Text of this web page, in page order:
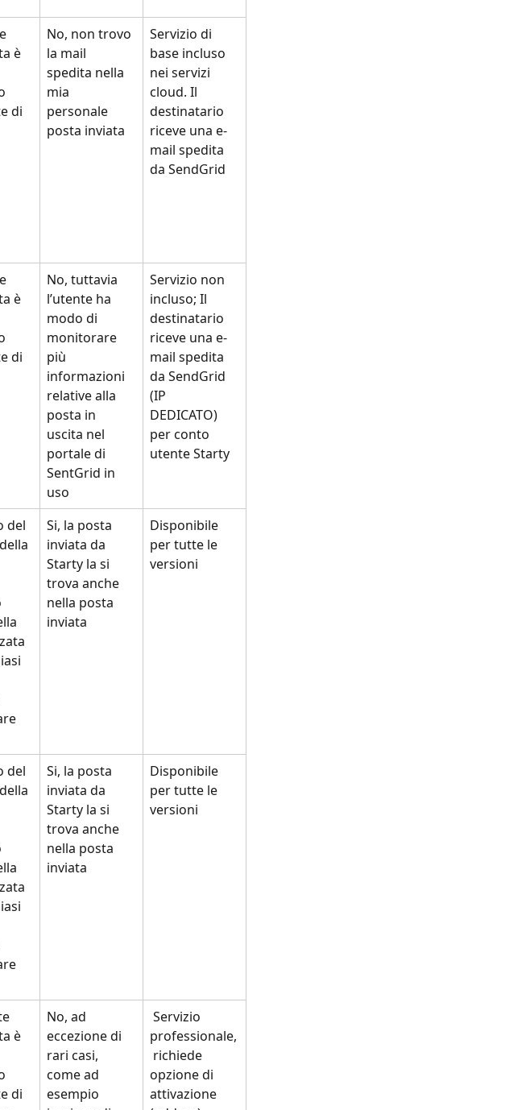
è
di
No, non trovo
la mail
spedita nella
mia
personale
posta inviata
Servizio di
base incluso
nei servizi
cloud. Il
destinatario
riceve una e-
mail spedita
da SendGrid
è
di
No, tuttavia
l’utente ha
modo di
monitorare
più
informazioni
relative alla
posta in
uscita nel
portale di
SentGrid in
uso
Servizio non
incluso; Il
destinatario
riceve una e-
mail spedita
da SendGrid
(IP
DEDICATO)
per conto
utente Starty
del
Si, la posta
inviata da
Starty la si
trova anche
nella posta
inviata
Disponibile
per tutte le
versioni
del
Si, la posta
inviata da
Starty la si
trova anche
nella posta
inviata
Disponibile
per tutte le
versioni
è
di
No, ad
eccezione di
rari casi,
come ad
esempio
professionale,
richiede
opzione di
attivazione